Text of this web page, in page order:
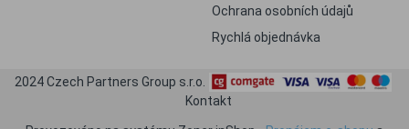
Ochrana osobních údajů
Rychlá objednávka
2024 Czech Partners Group s.r.o.
Kontakt